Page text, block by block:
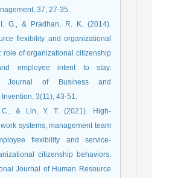
37, 27-35.
G., & Pradhan, R. K. (2014).
flexibility and organizational
role of organizational citizenship
employee intent to stay.
Journal of Business and
3(11), 43-51.
& Lin, Y. T. (2021). High-
systems, management team
flexibility and service-
citizenship behaviors.
Journal of Human Resource